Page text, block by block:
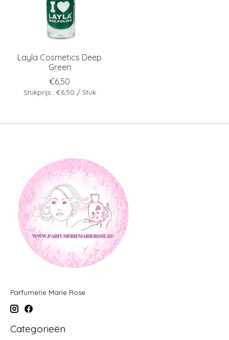
Layla Cosmetics Deep
Green
€6,50
Stukprijs : €6,50 / Stuk
Parfumerie Marie Rose
Categorieën